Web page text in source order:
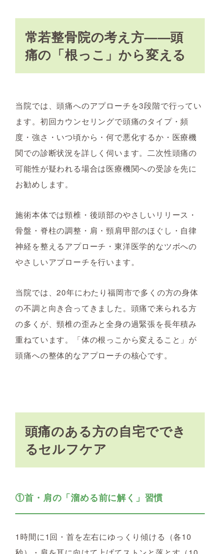
常若整骨院の考え方——頭
痛の「根っこ」から変える
当院では、頭痛へのアプローチを3段階で行ってい
ます。初回カウンセリングで頭痛のタイプ・頻
度・強さ・いつ頃から・何で悪化するか・医療機
関での診断状況を詳しく伺います。二次性頭痛の
可能性が疑われる場合は医療機関への受診を先に
お勧めします。
施術本体では頸椎・後頭部のやさしいリリース・
骨盤・脊柱の調整・肩・頸肩甲部のほぐし・自律
神経を整えるアプローチ・東洋医学的なツボへの
やさしいアプローチを行います。
当院では、20年にわたり福岡市で多くの方の身体
の不調と向き合ってきました。頭痛で来られる方
の多くが、頸椎の歪みと全身の過緊張を長年積み
重ねています。「体の根っこから変えること」が
頭痛への整体的なアプローチの核心です。
頭痛のある方の自宅ででき
るセルフケア
①首・肩の「溜める前に解く」習慣
1時間に1回・首を左右にゆっくり傾ける（各10